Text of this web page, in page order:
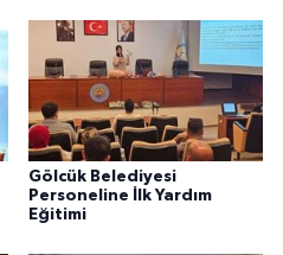
Gölcük Belediyesi
Personeline İlk Yardım
Eğitimi